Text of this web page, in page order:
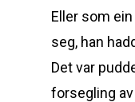
Eller som
seg, han
Det var
forsegling